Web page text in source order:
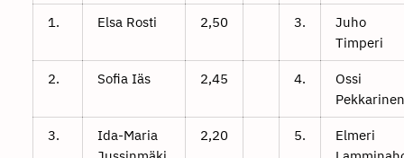
1. Elsa Rosti 2,50 3.
Juho
Timperi
2. Sofia Iäs 2,45 4.
Ossi
Pekkarinen
3.
Ida-Maria
2,20 5.
Elmeri